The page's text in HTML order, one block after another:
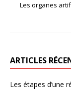
Les organes
ARTICLES
Les étapes d’une